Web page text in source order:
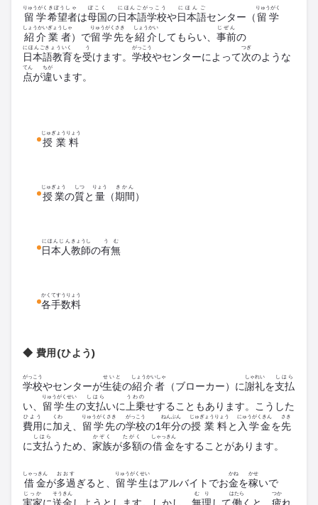
留学
りゅうがく
希望者
きぼうしゃ
は母国
ぼこく
の日本語学校
にほんごがっこう
や日本語
にほんご
センター（ 留学
りゅうがく
紹介業者
しょうかいぎょうしゃ
）で留学先
りゅうがくさき
を紹介
しょうかい
してもらい、 事前
じぜん
の
日本語教育
にほんごきょういく
を受
う
けます。 学校
がっこう
やセンターによって次
つぎ
のような
点
てん
が違
ちが
います。
授業料
じゅぎょうりょう
授業
じゅぎょう
の質
しつ
と 量
りょう
（期間
きかん
）
日本人
にほんじん
教師
きょうし
の有無
うむ
各手数料
かくてすうりょう
◆ 費用(ひよう)
学校
がっこう
やセンターが生徒
せいと
の紹介者
しょうかいしゃ
（ブローカー）に謝礼
しゃれい
を支払
しはら
い、 留学生
りゅうがくせい
の支払
しはら
いに 上乗
うわの
せすることもあります。こうした
費用
ひよう
に加
くわ
え、 留学先
りゅうがくさき
の学校
がっこう
の1年分
ねんぶん
の授業料
じゅぎょうりょう
と 入学金
にゅうがくきん
を先
さき
に支払
しはら
うため、 家族
かぞく
が多額
たがく
の借金
しゃっきん
をすることがあります。
借金
しゃっきん
が多過
おおす
ぎると、 留学生
りゅうがくせい
はアルバイトでお金
かね
を稼
かせ
いで
実家
じっか
に送金
そうきん
しようとします。しかし、 無理
むり
して働
はたら
くと、 疲
つか
れ